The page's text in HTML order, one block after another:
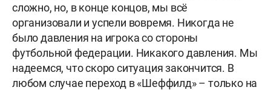
сложно, но, в конце концов, мы всё
организовали и успели вовремя. Никогда не
было давления на игрока со стороны
футбольной федерации. Никакого давления. Мы
надеемся, что скоро ситуация закончится. В
любом случае переход в «Шеффилд» – только на